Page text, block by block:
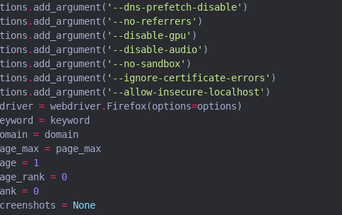
. add_argument ( '--dns-prefetch-disable' )
. add_argument ( '--no-referrers' )
. add_argument ( '--disable-gpu' )
. add_argument ( '--disable-audio' )
. add_argument ( '--no-sandbox' )
. add_argument ( '--ignore-certificate-errors' )
. add_argument ( '--allow-insecure-localhost' )
= webdriver. Firefox(options=options)
=
keyword
= domain
= page_max
= 1
= 0
= 0
= None